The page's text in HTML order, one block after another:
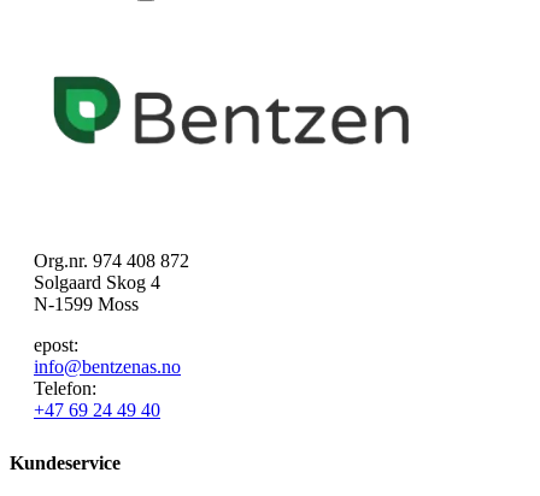
Org.nr. 974 408 872
Solgaard Skog 4
N-1599 Moss
epost:
info@bentzenas.no
Telefon:
+47 69 24 49 40
Kundeservice